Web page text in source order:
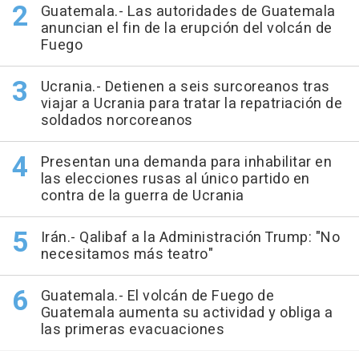
Guatemala.- Las autoridades de Guatemala
anuncian el fin de la erupción del volcán de
Fuego
Ucrania.- Detienen a seis surcoreanos tras
viajar a Ucrania para tratar la repatriación de
soldados norcoreanos
Presentan una demanda para inhabilitar en
las elecciones rusas al único partido en
contra de la guerra de Ucrania
Irán.- Qalibaf a la Administración Trump: "No
necesitamos más teatro"
Guatemala.- El volcán de Fuego de
Guatemala aumenta su actividad y obliga a
las primeras evacuaciones